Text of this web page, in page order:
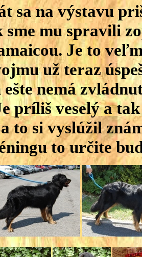
sa na výstavu
sme mu spravili
Je to
už teraz
nemá
príliš veselý a
to si vyslúžil
to určite